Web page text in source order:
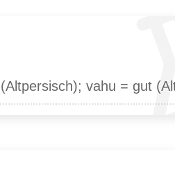
vahu = gut